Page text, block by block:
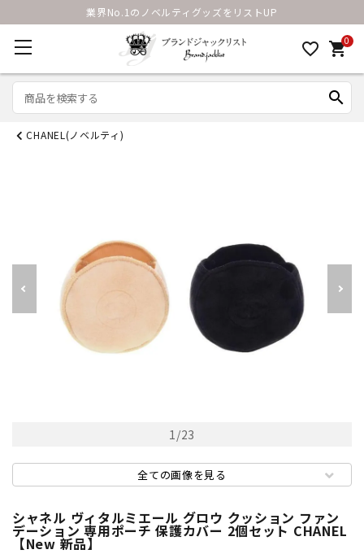
業界No.1のノベルティグッズをリストUP
favorite_border 0
shopping_cart
search
CHANEL(ノベルティ)
1/23
全ての画像を見る
シャネル ヴィタルミエール グロウ クッション ファン
デーション 専用ポーチ 保護カバー 2個セット CHANEL
【New 新品】